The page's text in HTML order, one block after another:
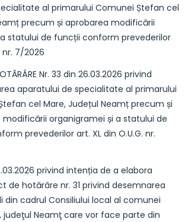
al primarului Comunei Ștefan cel
precum și aprobarea modificării
statului de funcții conform prevederilor
nr. 7/2026
Nr. 33 din 26.03.2026 privind
aparatului de specialitate al primarului
cel Mare, Județul Neamț precum și
modificării organigramei și a statului de
prevederilor art. XL din O.U.G. nr.
privind intenția de a elabora
de hotărâre nr. 31 privind desemnarea
din cadrul Consiliului local al comunei
judeţul Neamţ care vor face parte din